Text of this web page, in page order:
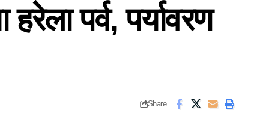
पर्व, पर्यावरण
Share